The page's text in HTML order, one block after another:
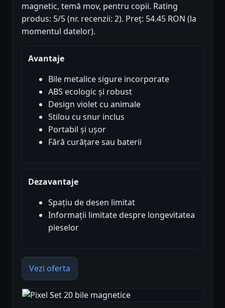
magnetic, temă mov, pentru copii. Rating
produs: 5/5 (nr. recenzii: 2). Preț: 54.45 RON (la
momentul datelor).
Avantaje
Bile metalice sigure incorporate
ABS ecologic și robust
Design violet cu animale
Stilou cu snur inclus
Portabil și ușor
Fără curățare sau baterii
Dezavantaje
Spațiu de desen limitat
Informații limitate despre longevitatea
pieselor
Vezi oferta